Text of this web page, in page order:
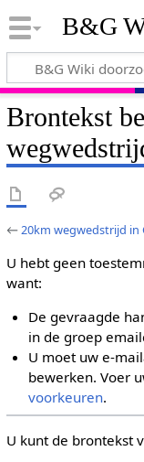
B&G
Brontekst
←20km wegwedstrijd in
U hebt geen
want:
De gevraagde
in de groep
U moet uw e-
bewerken. Voer
voorkeuren.
U kunt de brontekst